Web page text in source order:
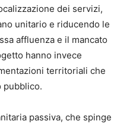
dei servizi,
unitario e riducendo le
affluenza e il mancato
hanno invece
territoriali che
pubblico.
passiva, che spinge